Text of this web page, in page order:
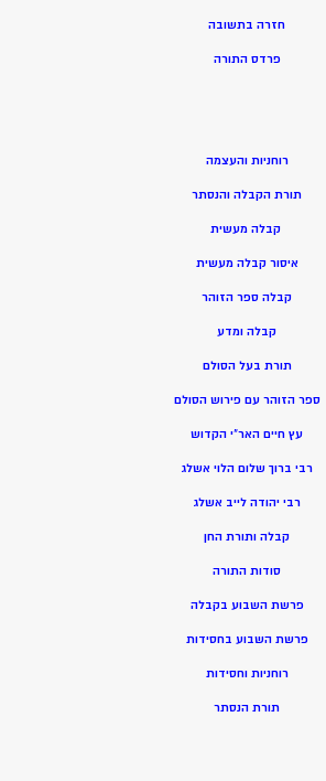
חזרה בתשובה
פרדס התורה
רוחניות והעצמה
תורת הקבלה והנסתר
קבלה מעשית
איסור קבלה מעשית
קבלה ספר הזוהר
קבלה ומדע
תורת בעל הסולם
ספר הזוהר עם פירוש הסולם
עץ חיים האר”י הקדוש
רבי ברוך שלום הלוי אשלג
רבי יהודה לייב אשלג
קבלה ותורת החן
סודות התורה
פרשת השבוע בקבלה
פרשת השבוע בחסידות
רוחניות וחסידות
תורת הנסתר